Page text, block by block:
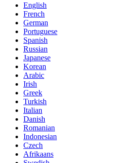
English
French
German
Portuguese
Spanish
Russian
Japanese
Korean
Arabic
Irish
Greek
Turkish
Italian
Danish
Romanian
Indonesian
Czech
Afrikaans